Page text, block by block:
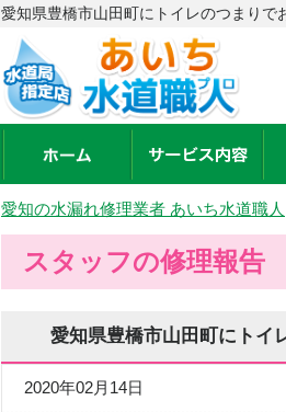
愛知県豊橋市山田町にトイレのつまりで
愛知の水漏れ修理業者 あいち水道職人
スタッフの修理報告
愛知県豊橋市山田町にトイ
2020年02月14日